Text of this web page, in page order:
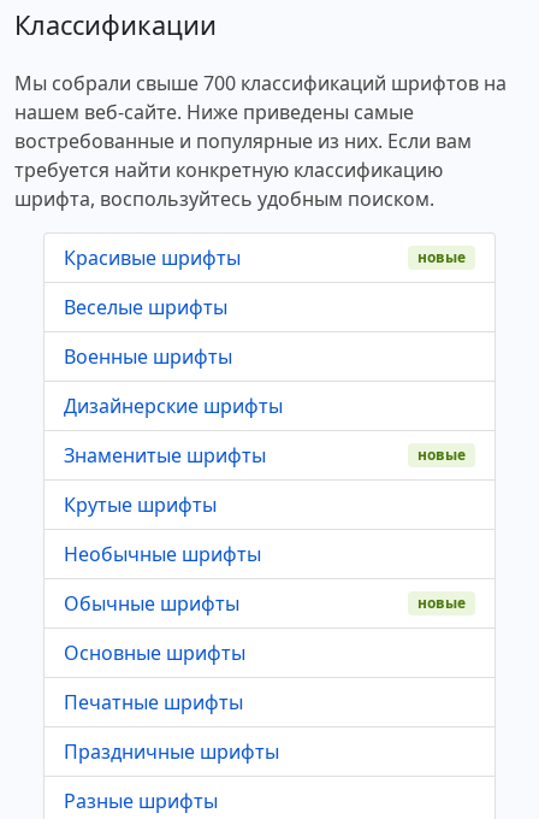
Классификации
Мы собрали свыше 700 классификаций шрифтов на
нашем веб-сайте. Ниже приведены самые
востребованные и популярные из них. Если вам
требуется найти конкретную классификацию
шрифта, воспользуйтесь удобным поиском.
Красивые шрифты новые
Веселые шрифты
Военные шрифты
Дизайнерские шрифты
Знаменитые шрифты
новые
Крутые шрифты
Необычные шрифты
Обычные шрифты
новые
Основные шрифты
Печатные шрифты
Праздничные шрифты
Разные шрифты